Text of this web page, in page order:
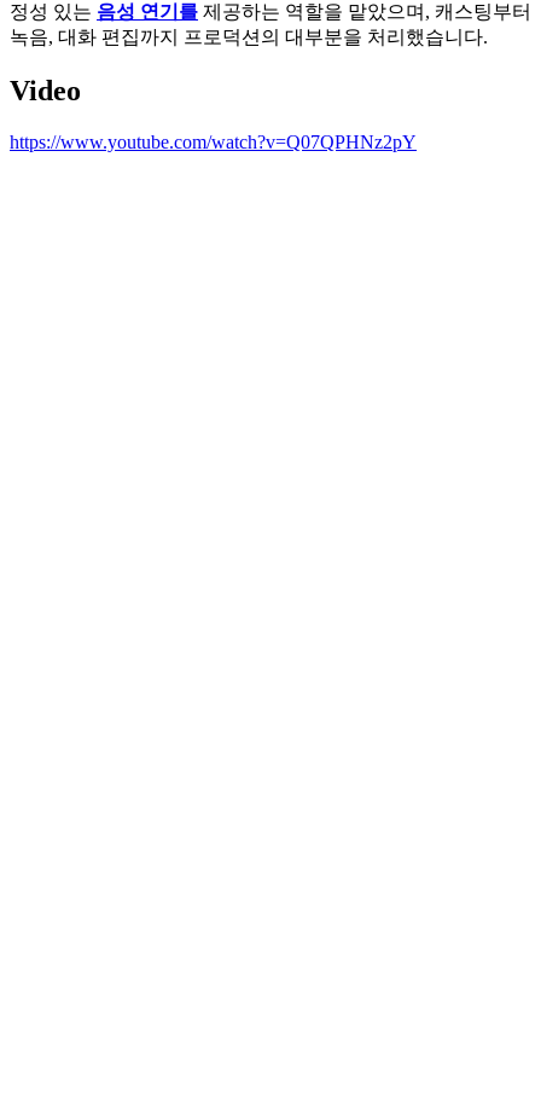
정성 있는 음성 연기를 제공하는 역할을 맡았으며, 캐스팅부터
녹음, 대화 편집까지 프로덕션의 대부분을 처리했습니다.
Video
https://www.youtube.com/watch?v=Q07QPHNz2pY